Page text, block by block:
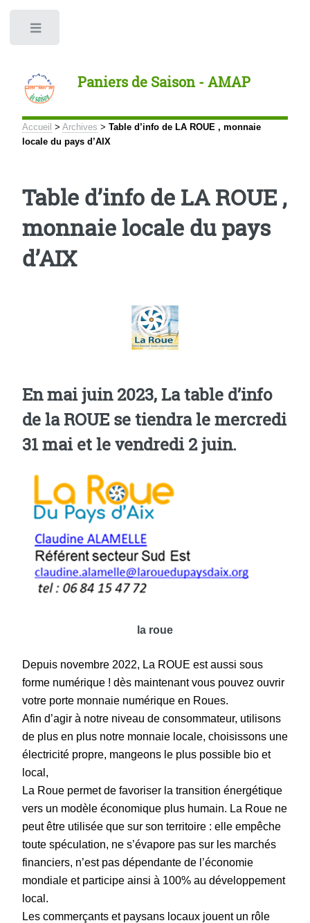
Paniers de Saison - AMAP
Accueil > Archives > Table d’info de LA ROUE , monnaie
locale du pays d’AIX
Table d’info de LA ROUE ,
monnaie locale du pays
d’AIX
En mai juin 2023, La table d’info
de la ROUE se tiendra le mercredi
31 mai et le vendredi 2 juin.
la roue
Depuis novembre 2022, La ROUE est aussi sous
forme numérique ! dès maintenant vous pouvez ouvrir
votre porte monnaie numérique en Roues.
Afin d’agir à notre niveau de consommateur, utilisons
de plus en plus notre monnaie locale, choisissons une
électricité propre, mangeons le plus possible bio et
local,
La Roue permet de favoriser la transition énergétique
vers un modèle économique plus humain. La Roue ne
peut être utilisée que sur son territoire : elle empêche
toute spéculation, ne s’évapore pas sur les marchés
financiers, n’est pas dépendante de l’économie
mondiale et participe ainsi à 100% au développement
local.
Les commerçants et paysans locaux jouent un rôle
Panneau de gestion des cookies